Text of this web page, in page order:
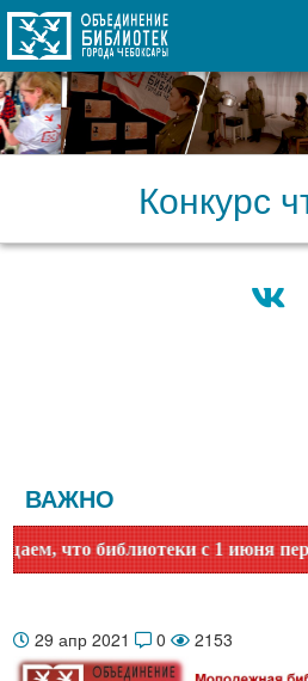
Конкурс
ВАЖНО
что библиотеки с 1 июня
29 апр 2021 0 2153